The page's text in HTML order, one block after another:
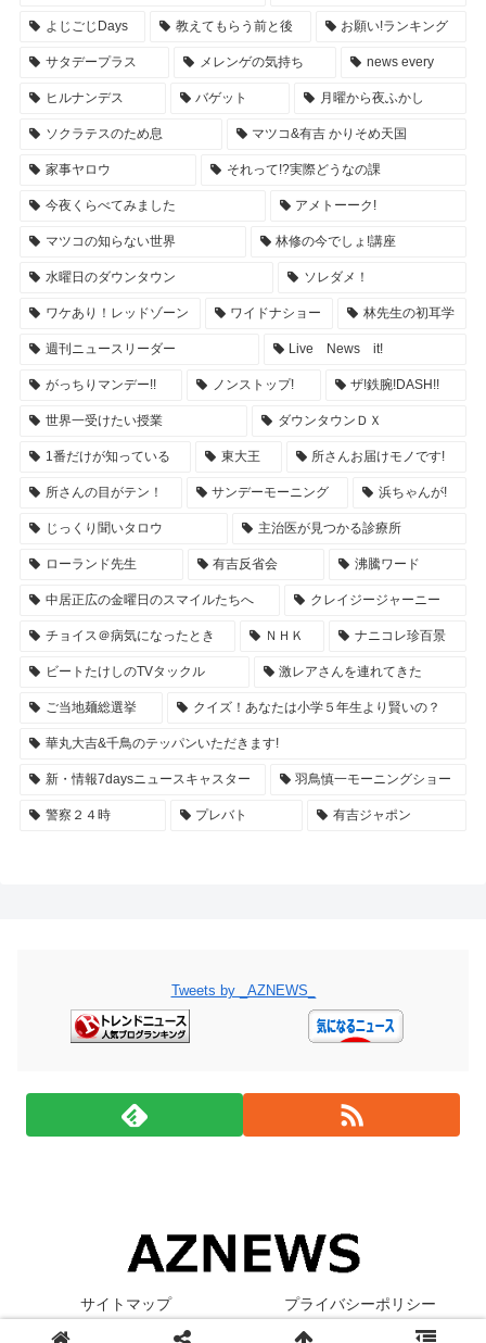
よじごじDays 教えてもらう前と後 お願い!ランキング
サタデープラス メレンゲの気持ち news every
ヒルナンデス バゲット 月曜から夜ふかし
ソクラテスのため息 マツコ&有吉 かりそめ天国
家事ヤロウ それって!?実際どうなの課
今夜くらべてみました アメトーーク!
マツコの知らない世界 林修の今でしょ!講座
水曜日のダウンタウン ソレダメ！
ワケあり！レッドゾーン ワイドナショー 林先生の初耳学
週刊ニュースリーダー Live News it!
がっちりマンデー!! ノンストップ! ザ!鉄腕!DASH!!
世界一受けたい授業 ダウンタウンＤＸ
1番だけが知っている 東大王 所さんお届けモノです!
所さんの目がテン！ サンデーモーニング 浜ちゃんが!
じっくり聞いタロウ 主治医が見つかる診療所
ローランド先生 有吉反省会 沸騰ワード
中居正広の金曜日のスマイルたちへ クレイジージャーニー
チョイス＠病気になったとき ＮＨＫ ナニコレ珍百景
ビートたけしのTVタックル 激レアさんを連れてきた
ご当地麺総選挙 クイズ！あなたは小学５年生より賢いの？
華丸大吉&千鳥のテッパンいただきます!
新・情報7daysニュースキャスター 羽鳥慎一モーニングショー
警察２４時 プレバト 有吉ジャポン
Tweets by _AZNEWS_
サイトマップ プライバシーポリシー